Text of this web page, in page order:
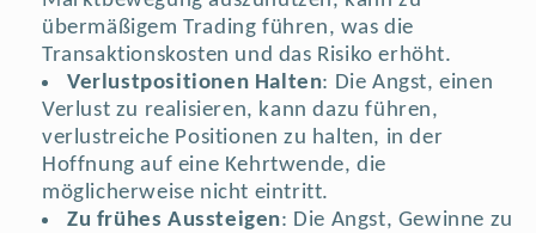
übermäßigem Trading führen, was die
Transaktionskosten und das Risiko erhöht.
Verlustpositionen Halten: Die Angst, einen
Verlust zu realisieren, kann dazu führen,
verlustreiche Positionen zu halten, in der
Hoffnung auf eine Kehrtwende, die
möglicherweise nicht eintritt.
Zu frühes Aussteigen: Die Angst, Gewinne zu